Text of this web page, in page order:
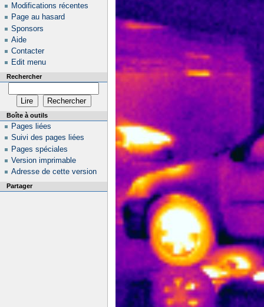
Modifications récentes
Page au hasard
Sponsors
Aide
Contacter
Edit menu
Rechercher
Boîte à outils
Pages liées
Suivi des pages liées
Pages spéciales
Version imprimable
Adresse de cette version
Partager